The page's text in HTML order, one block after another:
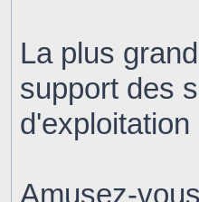
La plus
support des
Amusez-